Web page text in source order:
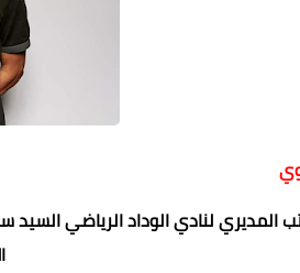
المديري لنادي الوداد الرياضي السيد